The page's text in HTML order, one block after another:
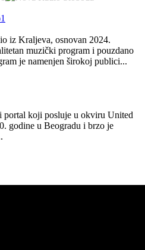
iz Kraljeva, osnovan 2024.
muzički program i pouzdano
je namenjen širokoj publici...
koji posluje u okviru United
godine u Beogradu i brzo je